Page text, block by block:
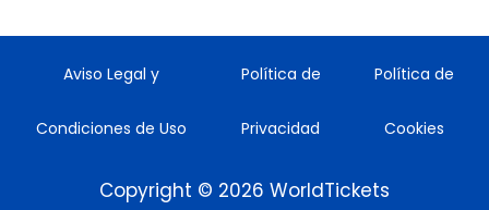
Aviso Legal y
Condiciones de Uso
Política de
Privacidad
Política de
Cookies
Copyright © 2026 WorldTickets